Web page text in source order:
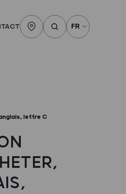
lettre C